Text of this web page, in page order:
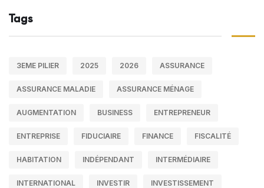
Tags
3EME PILIER 2025 2026 ASSURANCE
ASSURANCE MALADIE ASSURANCE MÉNAGE
AUGMENTATION BUSINESS ENTREPRENEUR
ENTREPRISE FIDUCIAIRE FINANCE FISCALITÉ
HABITATION INDÉPENDANT INTERMÉDIAIRE
INTERNATIONAL INVESTIR INVESTISSEMENT